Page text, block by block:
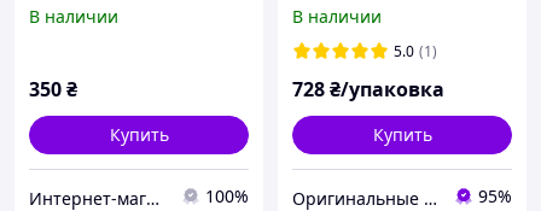
Качество!
В наличии
350₴
Купить
Интернет-магазин AlexBubble Реквизит для шоу мыльных пузырей, фокусов, научного шоу 100%
В наличии
5.0 (1)
728₴/упаковка
Купить
Оригинальные подарки в интернет-магазине Панда-Шоп 95%